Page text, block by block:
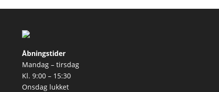
Åbningstider
Mandag – tirsdag
Kl. 9:00 – 15:30
Onsdag lukket